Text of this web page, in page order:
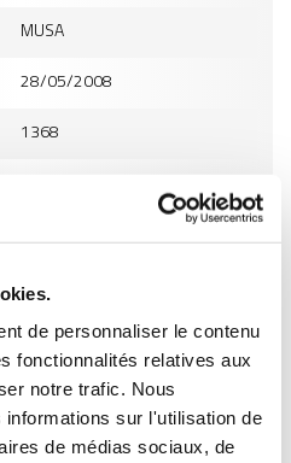
de personnaliser le contenu
fonctionnalités relatives aux
notre trafic. Nous
informations sur l'utilisation de
de médias sociaux, de
MUSA
28/05/2008
1368